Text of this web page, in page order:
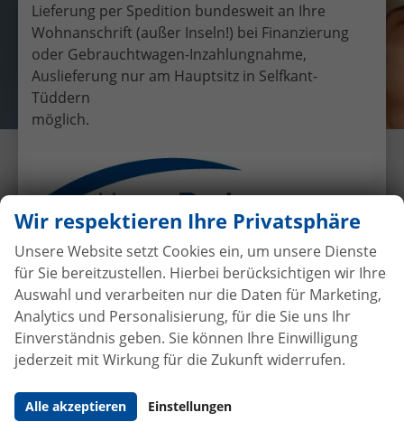
Übergabe eines EU-
Neufahrzeuges VW Passat
Variant an Herr Wummel
16.6.2017 • Auslieferungen
Wir respektieren Ihre Privatsphäre
Unsere Website setzt Cookies ein, um unsere Dienste
für Sie bereitzustellen. Hierbei berücksichtigen wir Ihre
Auswahl und verarbeiten nur die Daten für Marketing,
Analytics und Personalisierung, für die Sie uns Ihr
Einverständnis geben. Sie können Ihre Einwilligung
jederzeit mit Wirkung für die Zukunft widerrufen.
Alle akzeptieren Einstellungen
Lieferung per Spedition bundesweit an Ihre
Wohnanschrift (außer Inseln!) bei Finanzierung
oder Gebrauchtwagen-Inzahlungnahme,
Auslieferung nur am Hauptsitz in Selfkant-
Tüddern
möglich.
Autokaufohne Anzahlungbei
Vertragsabschluss
Beim Automobilhandel von der Forst genießen Sie
maximale Sicherheit und Transparenz. Bei uns